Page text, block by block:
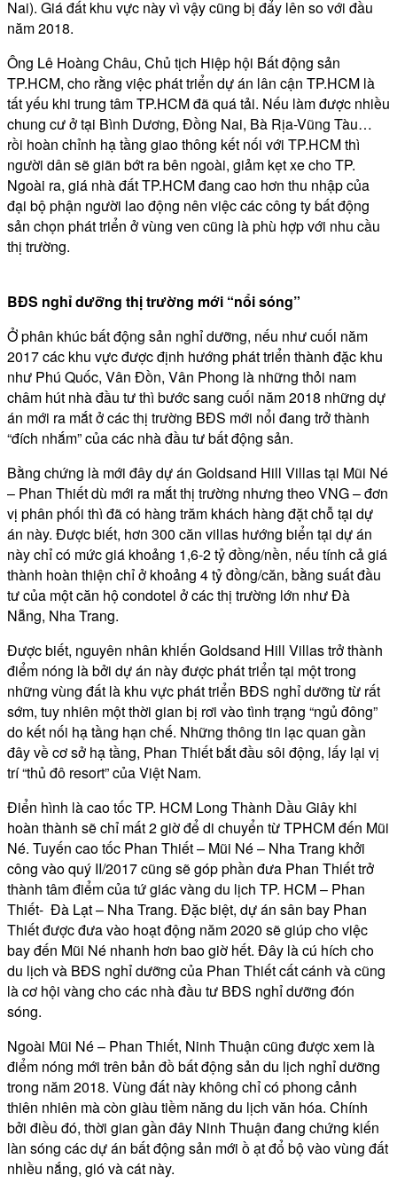
Nai). Giá đất khu vực này vì vậy cũng bị đẩy lên so với đầu
năm 2018.
Ông Lê Hoàng Châu, Chủ tịch Hiệp hội Bất động sản
TP.HCM, cho rằng việc phát triển dự án lân cận TP.HCM là
tất yếu khi trung tâm TP.HCM đã quá tải. Nếu làm được nhiều
chung cư ở tại Bình Dương, Đồng Nai, Bà Rịa-Vũng Tàu…
rồi hoàn chỉnh hạ tầng giao thông kết nối với TP.HCM thì
người dân sẽ giãn bớt ra bên ngoài, giảm kẹt xe cho TP.
Ngoài ra, giá nhà đất TP.HCM đang cao hơn thu nhập của
đại bộ phận người lao động nên việc các công ty bất động
sản chọn phát triển ở vùng ven cũng là phù hợp với nhu cầu
thị trường.
BĐS nghỉ dưỡng thị trường mới “nổi sóng”
Ở phân khúc bất động sản nghỉ dưỡng, nếu như cuối năm
2017 các khu vực được định hướng phát triển thành đặc khu
như Phú Quốc, Vân Đồn, Vân Phong là những thỏi nam
châm hút nhà đầu tư thì bước sang cuối năm 2018 những dự
án mới ra mắt ở các thị trường BĐS mới nổi đang trở thành
“đích nhắm” của các nhà đầu tư bất động sản.
Bằng chứng là mới đây dự án Goldsand Hill Villas tại Mũi Né
– Phan Thiết dù mới ra mắt thị trường nhưng theo VNG – đơn
vị phân phối thì đã có hàng trăm khách hàng đặt chỗ tại dự
án này. Được biết, hơn 300 căn villas hướng biển tại dự án
này chỉ có mức giá khoảng 1,6-2 tỷ đồng/nền, nếu tính cả giá
thành hoàn thiện chỉ ở khoảng 4 tỷ đồng/căn, bằng suất đầu
tư của một căn hộ condotel ở các thị trường lớn như Đà
Nẵng, Nha Trang.
Được biết, nguyên nhân khiến Goldsand Hill Villas trở thành
điểm nóng là bởi dự án này được phát triển tại một trong
những vùng đất là khu vực phát triển BĐS nghỉ dưỡng từ rất
sớm, tuy nhiên một thời gian bị rơi vào tình trạng “ngủ đông”
do kết nối hạ tầng hạn chế. Những thông tin lạc quan gần
đây về cơ sở hạ tầng, Phan Thiết bắt đầu sôi động, lấy lại vị
trí “thủ đô resort” của Việt Nam.
Điển hình là cao tốc TP. HCM Long Thành Dầu Giây khi
hoàn thành sẽ chỉ mất 2 giờ để di chuyển từ TPHCM đến Mũi
Né. Tuyến cao tốc Phan Thiết – Mũi Né – Nha Trang khởi
công vào quý II/2017 cũng sẽ góp phần đưa Phan Thiết trở
thành tâm điểm của tứ giác vàng du lịch TP. HCM – Phan
Thiết- Đà Lạt – Nha Trang. Đặc biệt, dự án sân bay Phan
Thiết được đưa vào hoạt động năm 2020 sẽ giúp cho việc
bay đến Mũi Né nhanh hơn bao giờ hết. Đây là cú hích cho
du lịch và BĐS nghỉ dưỡng của Phan Thiết cất cánh và cũng
là cơ hội vàng cho các nhà đầu tư BĐS nghỉ dưỡng đón
sóng.
Ngoài Mũi Né – Phan Thiết, Ninh Thuận cũng được xem là
điểm nóng mới trên bản đồ bất động sản du lịch nghỉ dưỡng
trong năm 2018. Vùng đất này không chỉ có phong cảnh
thiên nhiên mà còn giàu tiềm năng du lịch văn hóa. Chính
bởi điều đó, thời gian gần đây Ninh Thuận đang chứng kiến
làn sóng các dự án bất động sản mới ồ ạt đổ bộ vào vùng đất
nhiều nắng, gió và cát này.